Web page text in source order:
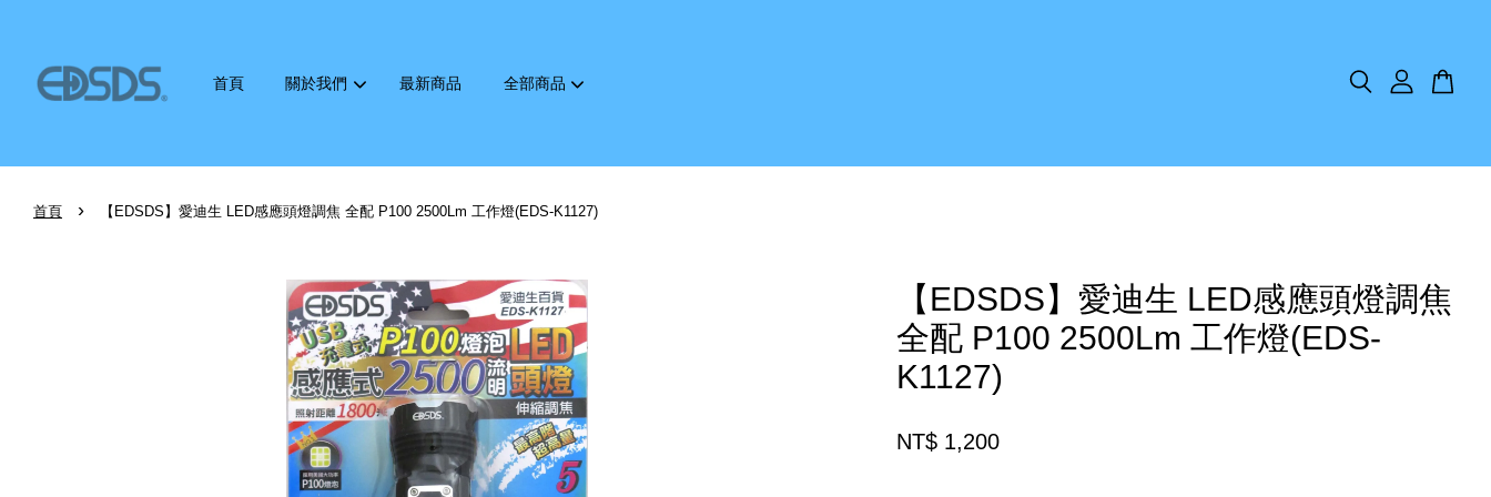
首頁 關於我們 最新商品 全部商品
首頁 › 【EDSDS】愛迪生 LED感應頭燈調焦 全配 P100 2500Lm 工作燈(EDS-K1127)
【EDSDS】愛迪生 LED感應頭燈調焦
全配 P100 2500Lm 工作燈(EDS-
K1127)
NT$ 1,200
您的購物車目前還是空的。